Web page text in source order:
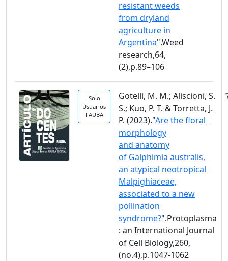
resistant weeds
from dryland
agriculture in
Argentina".Weed
research,64,
(2),p.89–106
Solo
Usuarios
FAUBA
Gotelli, M. M.; Aliscioni, S.
S.; Kuo, P. T. & Torretta, J.
P. (2023)."Are the floral
morphology
and anatomy
of Galphimia australis,
an atypical neotropical
Malpighiaceae,
associated to a new
pollination
syndrome?".Protoplasma
: an International Journal
of Cell Biology,260,
(no.4),p.1047-1062